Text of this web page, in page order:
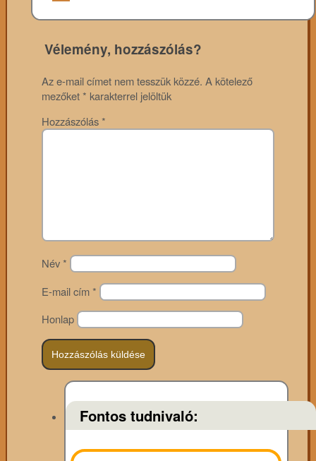
Vélemény, hozzászólás?
Az e-mail címet nem tesszük közzé. A kötelező
mezőket* karakterrel jelöltük
Hozzászólás*
Név*
E-mail cím*
Honlap
Fontos tudnivaló: